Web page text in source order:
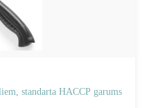
standarta HACCP garums